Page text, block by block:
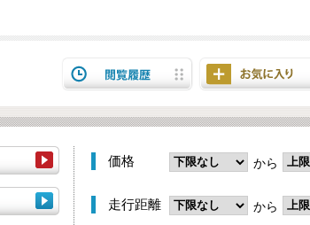
価格 から
走行距離 から